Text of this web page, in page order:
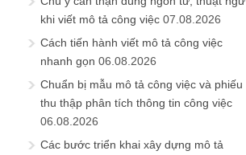
khi viết mô tả công việc 07.08.2026
Cách tiến hành viết mô tả công việc
nhanh gọn 06.08.2026
Chuẩn bị mẫu mô tả công việc và phiếu
thu thập phân tích thông tin công việc
06.08.2026
Các bước triển khai xây dựng mô tả